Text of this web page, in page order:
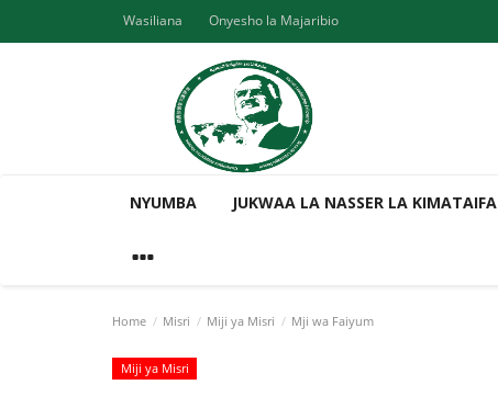
Wasiliana Onyesho la Majaribio
NYUMBA JUKWAA LA NASSER LA KIMATAIFA
Home Misri Miji ya Misri Mji wa Faiyum
Miji ya Misri